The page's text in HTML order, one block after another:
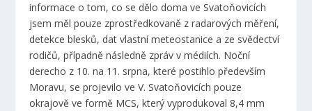
informace o tom, co se dělo doma ve Svatoňovicích
jsem měl pouze zprostředkovaně z radarových měření,
detekce blesků, dat vlastní meteostanice a ze svědectví
rodičů, případně následně zpráv v médiích. Noční
derecho z 10. na 11. srpna, které postihlo především
Moravu, se projevilo ve V. Svatoňovicích pouze
okrajově ve formě MCS, který vyprodukoval 8,4 mm